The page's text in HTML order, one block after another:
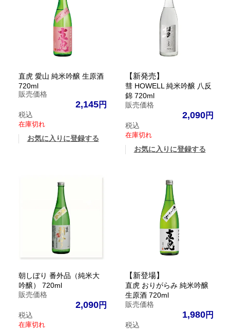
直虎 愛山 純米吟醸 生原酒
720ml
販売価格
2,145
税込
在庫切れ
お気に入りに登録する
【新発売】
彗 HOWELL 純米吟醸 八反
錦 720ml
販売価格
2,090
税込
在庫切れ
お気に入りに登録する
朝しぼり 番外品（純米大
吟醸） 720ml
販売価格
2,090
税込
在庫切れ
【新登場】
直虎 おりがらみ 純米吟醸
生原酒 720ml
販売価格
1,980
税込